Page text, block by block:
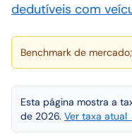
dedutíveis com
Benchmark de
Esta página mostra a
de 2026. Ver taxa atual